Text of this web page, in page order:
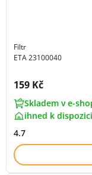
Filtr
ETA 23100040
Cena s DPH:
159 Kč
Skladem v e-
ihned k dispozici
4.7